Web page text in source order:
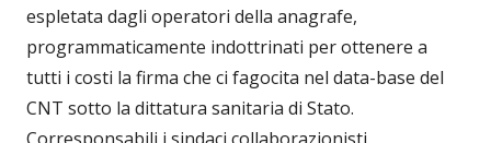
espletata dagli operatori della anagrafe,
programmaticamente indottrinati per ottenere a
tutti i costi la firma che ci fagocita nel data-base del
CNT sotto la dittatura sanitaria di Stato.